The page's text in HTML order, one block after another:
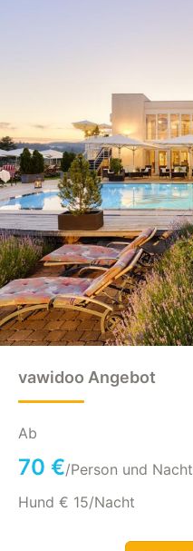
vawidoo Angebot
Ab
70 €/Person und
Hund € 15/Nacht